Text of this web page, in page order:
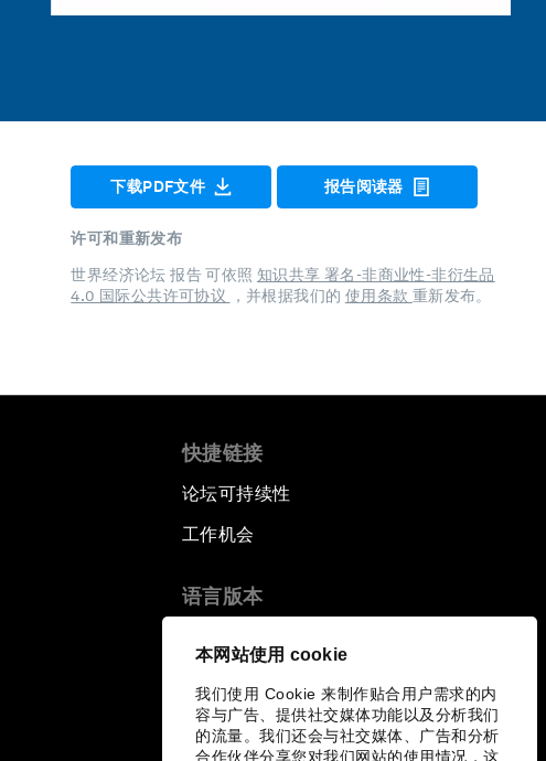
本网站使用 cookie
我们使用 Cookie 来制作贴合用户需求的内
容与广告、提供社交媒体功能以及分析我们
的流量。我们还会与社交媒体、广告和分析
合作伙伴分享您对我们网站的使用情况，这
下载PDF文件 报告阅读器
许可和重新发布
世界经济论坛 报告 可依照 知识共享 署名-非商业性-非衍生品
4.0 国际公共许可协议
，并根据我们的 使用条款 重新发布。
快捷链接
论坛可持续性
工作机会
语言版本